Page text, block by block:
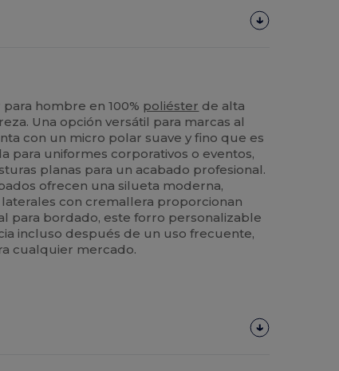
hombre en 100% poliéster de alta
Una opción versátil para marcas al
con un micro polar suave y fino que es
para uniformes corporativos o eventos,
planas para un acabado profesional.
ofrecen una silueta moderna,
con cremallera proporcionan
para bordado, este forro personalizable
incluso después de un uso frecuente,
cualquier mercado.